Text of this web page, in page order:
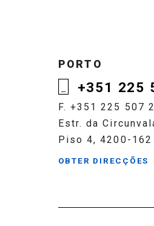
PORTO
+351 225
F. +351 225 507
Estr. da
Piso 4, 4200-
OBTER DIRECÇÕES